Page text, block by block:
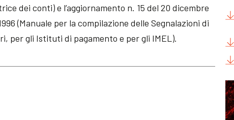
dei conti) e l’aggiornamento n. 15 del 20 dicembre
(Manuale per la compilazione delle Segnalazioni di
per gli Istituti di pagamento e per gli IMEL).